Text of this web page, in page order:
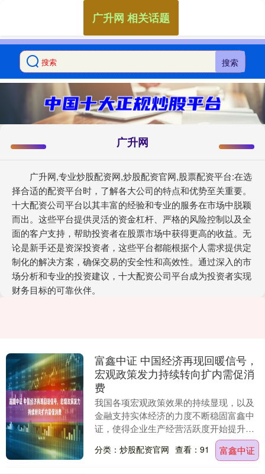
搜索
广升网
广升网,专业炒股配资网,炒股配资官网,股票配资平台:在选
择合适的配资平台时，了解各大公司的特点和优势至关重要。
十大配资公司平台以其丰富的经验和专业的服务在市场中脱颖
而出。这些平台提供灵活的资金杠杆、严格的风险控制以及全
面的客户支持，帮助投资者在股票市场中获得更高的收益。无
论是新手还是资深投资者，这些平台都能根据个人需求提供定
制化的解决方案，确保交易的安全性和高效性。通过深入的市
场分析和专业的投资建议，十大配资公司平台成为投资者实现
财务目标的可靠伙伴。
广升网 相关话题
富鑫中证 中国经济再现回暖信号，
宏观政策发力持续转向扩内需促消
费
我国各项宏观政策效果的持续显现，以及
金融支持实体经济的力度不断稳固富鑫中
证，使得企业生产经营活跃度开始提升，
一些行业价格呈现积极变化，个人消费和
投资的需求也出现....
分类：炒股配资官网 查看：91 富鑫中证